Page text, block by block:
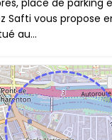
place de parking
Safti vous propose
au...